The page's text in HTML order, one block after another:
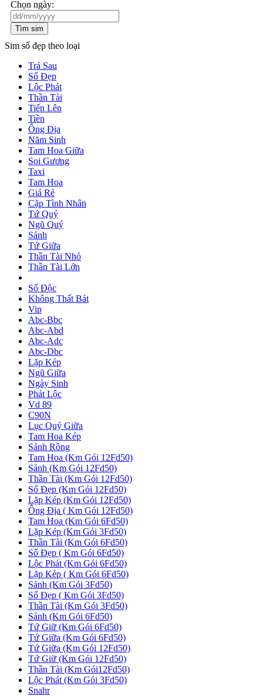
Chọn ngày:
Tìm sim
Sim số đẹp theo loại
Trả Sau
Số Đẹp
Lộc Phát
Thần Tài
Tiến Lên
Tiền
Ông Địa
Năm Sinh
Tam Hoa Giữa
Soi Gương
Taxi
Tam Hoa
Giá Rẻ
Cặp Tình Nhân
Tứ Quý
Ngũ Quý
Sảnh
Tứ Giữa
Thần Tài Nhỏ
Thần Tài Lớn
Số Độc
Không Thất Bát
Vip
Abc-Bbc
Abc-Abd
Abc-Adc
Abc-Dbc
Lặp Kép
Ngũ Giữa
Ngày Sinh
Phát Lộc
Vd 89
C90N
Lục Quý Giữa
Tam Hoa Kép
Sảnh Rồng
Tam Hoa (Km Gói 12Fd50)
Sảnh (Km Gói 12Fd50)
Thần Tài (Km Gói 12Fd50)
Số Đẹp (Km Gói 12Fd50)
Lặp Kép (Km Gói 12Fd50)
Ông Địa ( Km Gói 12Fd50)
Tam Hoa (Km Gói 6Fd50)
Lặp Kép (Km Gói 3Fd50)
Thần Tài (Km Gói 6Fd50)
Số Đẹp ( Km Gói 6Fd50)
Lộc Phát (Km Gói 6Fd50)
Lặp Kép ( Km Gói 6Fd50)
Sảnh (Km Gói 3Fd50)
Số Đẹp ( Km Gói 3Fd50)
Thần Tài (Km Gói 3Fd50)
Sảnh (Km Gói 6Fd50)
Tứ Giữ (Km Gói 6Fd50)
Tứ Giữa (Km Gói 6Fd50)
Tứ Giữa (Km Gói 12Fd50)
Tứ Giữ (Km Gói 12Fd50)
Thần Tài (Km Gói12Fd50)
Lộc Phát (Km Gói 3Fd50)
Snahr